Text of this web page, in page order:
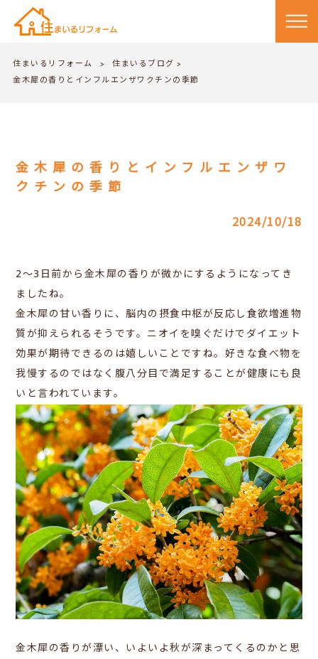
住まいるリフォーム > 住まいるブログ >
金木犀の香りとインフルエンザワクチンの季節
金木犀の香りとインフルエンザワ
クチンの季節
2024/10/18
2～3日前から金木犀の香りが微かにするようになってき
ましたね。
金木犀の甘い香りに、脳内の摂食中枢が反応し食欲増進物
質が抑えられるそうです。 ニオイを嗅ぐだけでダイエット
効果が期待できるのは嬉しいことですね。好きな食べ物を
我慢するのではなく腹八分目で満足することが健康にも良
いと言われています。
金木犀の香りが漂い、いよいよ秋が深まってくるのかと思